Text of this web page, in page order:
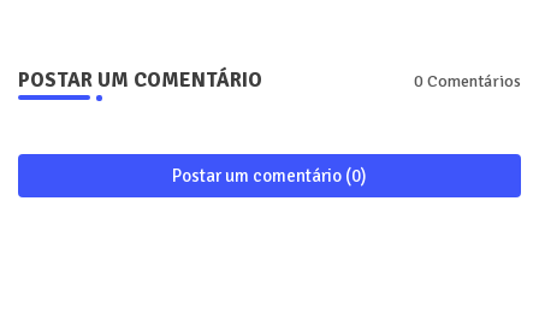
POSTAR UM COMENTÁRIO 0 Comentários
Postar um comentário (0)